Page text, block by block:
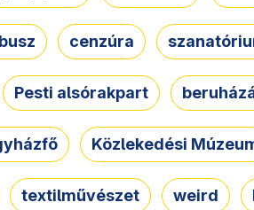
cenzúra
Pesti alsórakpart
Közlekedési
textilművészet weird